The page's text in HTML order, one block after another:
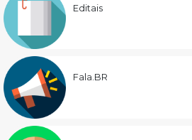
Editais
Fala.BR